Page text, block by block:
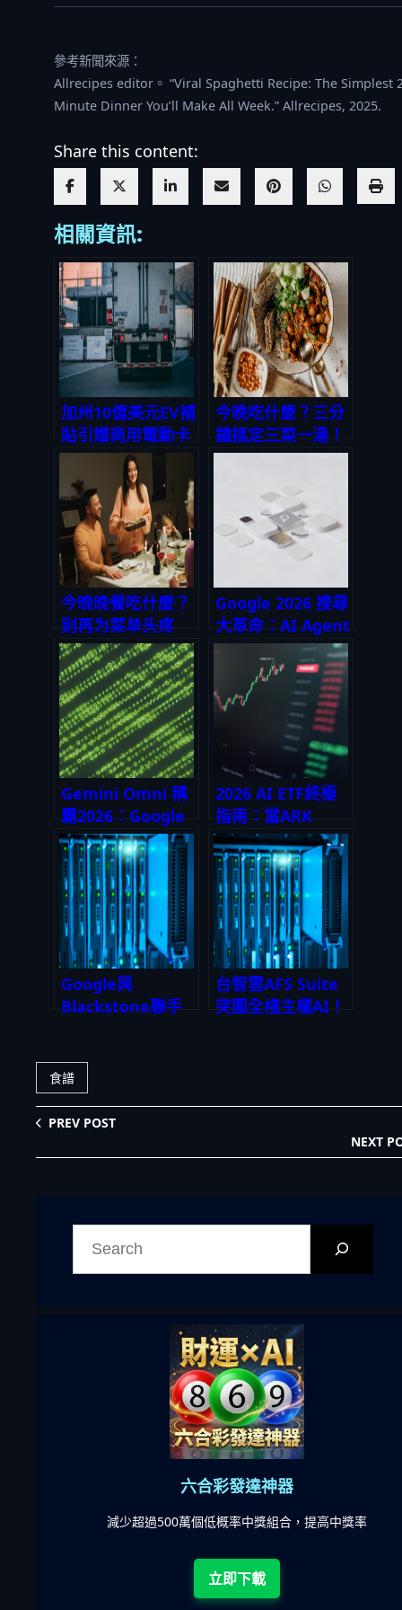
參考新聞來源：
Allrecipes editor。 “Viral Spaghetti Recipe: The Simplest
Minute Dinner You’ll Make All Week.” Allrecipes, 2025.
Share this content:
相關資訊:
加州10億美元EV補
貼引爆商用電動卡
車戰局：特斯拉
Semi最大贏家？
供應鏈與量化交易
全拆解
今晚吃什麼？三分
鐘搞定三菜一湯！
忙碌上班族的晚餐
今晚晚餐吃什麼？
别再为菜单头疼
了！三餸一湯智能
生成App拯救你的
料理时光
Google 2026 搜尋
大革命：AI Agent
代理如何改寫你的
工作流與被動收入
版圖
Gemini Omni 稱
霸2026：Google
這款AI神級模型如
何顛覆短影片創作
與自動化營收？
2026 AI ETF終極
指南：當ARK
Innovation遇上
Global X AIQ，投
資人用n8n打造自
動化收益的隱藏攻
略
Google與
Blackstone聯手
局將如何重寫2026
雲端算力遊戲規
則？
台智雲AFS Suite
突圍全棧主權AI！
食譜
PREV POST
NEXT
六合彩發達神器
減少超過500萬個低概率中獎組合，提高中獎率
立即下載